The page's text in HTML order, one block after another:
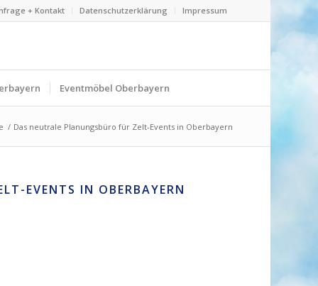
+ Kontakt Datenschutzerklärung Impressum
Eventmöbel Oberbayern
/ Das neutrale Planungsbüro für Zelt-Events in Oberbayern
EVENTS IN OBERBAYERN